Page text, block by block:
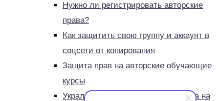
Нужно ли регистрировать авторские
права?
Как защитить свою группу и аккаунт в
соцсети от копирования
Защита прав на авторские обучающие
курсы
Украли карточку и описание товара на